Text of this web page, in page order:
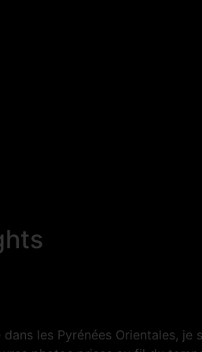
les Pyrénées Orientales, je